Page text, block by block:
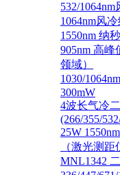
532/
1064nm风
1550nm 纳
905nm 高
领域）
1030/
300mW
4波长气冷
(266/355/
25W
（激光测距
MNL1342